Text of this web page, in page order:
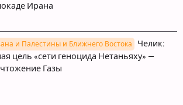
Ирана
и Палестины и Ближнего Востока
Челик:
цель «сети геноцида Нетаньяху» —
Газы